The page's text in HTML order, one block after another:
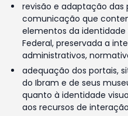
revisão e adaptação das
comunicação que
elementos da identidade
Federal, preservada a
administrativos,
adequação dos portais,
do Ibram e de seus
quanto à identidade
aos recursos de